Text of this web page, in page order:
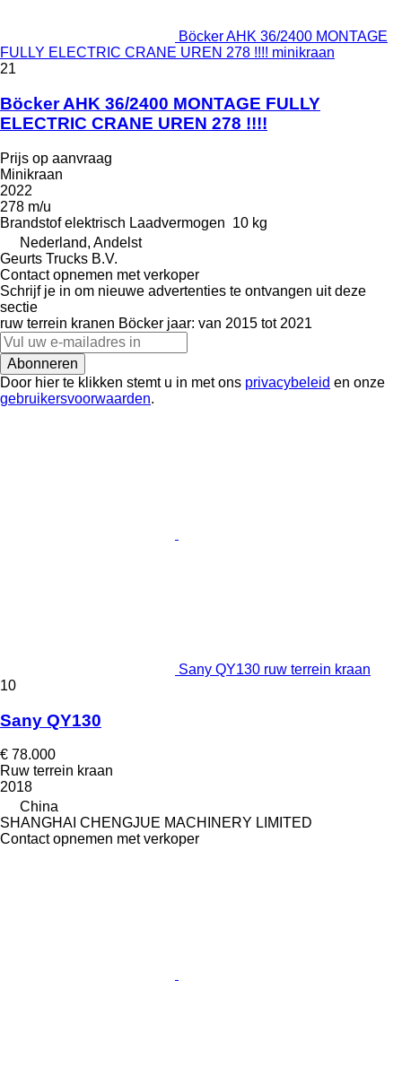
Böcker AHK 36/2400 MONTAGE
FULLY ELECTRIC CRANE UREN 278 !!!! minikraan
21
Böcker AHK 36/2400 MONTAGE FULLY
ELECTRIC CRANE UREN 278 !!!!
Prijs op aanvraag
Minikraan
2022
278 m/u
Brandstof elektrisch Laadvermogen 10 kg
Nederland, Andelst
Geurts Trucks B.V.
Contact opnemen met verkoper
Schrijf je in om nieuwe advertenties te ontvangen uit deze
sectie
ruw terrein kranen Böcker jaar: van 2015 tot 2021
Abonneren
Door hier te klikken stemt u in met ons privacybeleid en onze
gebruikersvoorwaarden.
Sany QY130 ruw terrein kraan
10
Sany QY130
€ 78.000
Ruw terrein kraan
2018
China
SHANGHAI CHENGJUE MACHINERY LIMITED
Contact opnemen met verkoper